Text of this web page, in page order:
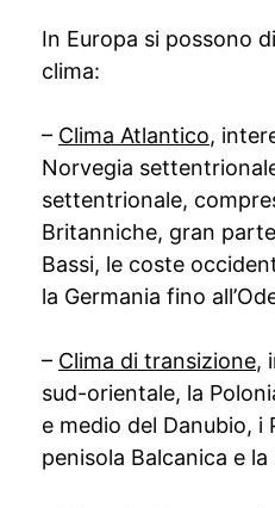
In Europa si possono
clima:
– Clima Atlantico,
Norvegia
settentrionale,
Britanniche, gran
Bassi, le coste
la Germania fino
– Clima di transizione,
sud-orientale, la
e medio del Danubio, i
penisola Balcanica e la